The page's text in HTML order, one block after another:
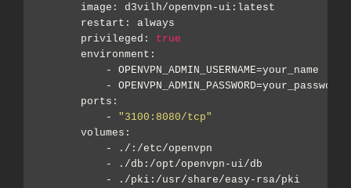
       image: d3vilh/openvpn-ui:latest
       restart: always
       privileged:
true
       environment:
           - OPENVPN_ADMIN_USERNAME=your_name
           - OPENVPN_ADMIN_PASSWORD=your_password
       ports:
           -
"3100:8080/tcp"
       volumes:
           - ./:/etc/openvpn
           - ./db:/opt/openvpn-ui/db
           - ./pki:/usr/share/easy-rsa/pki